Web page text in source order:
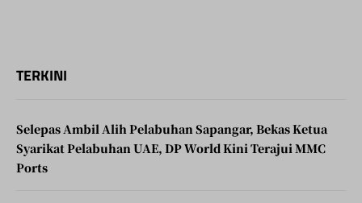
TERKINI
Selepas Ambil Alih Pelabuhan Sapangar, Bekas Ketua
Syarikat Pelabuhan UAE, DP World Kini Terajui MMC
Ports